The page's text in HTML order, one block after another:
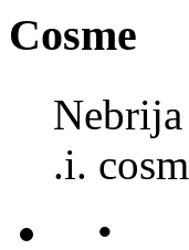
Cosme
.i.
•